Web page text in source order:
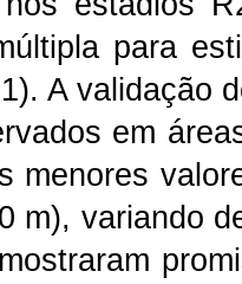
para
A validação
em
menores
m), variando